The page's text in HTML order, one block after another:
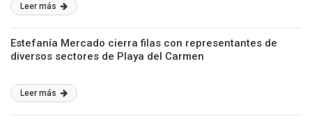
Leer más
Estefanía Mercado cierra filas con representantes de
diversos sectores de Playa del Carmen
Leer más